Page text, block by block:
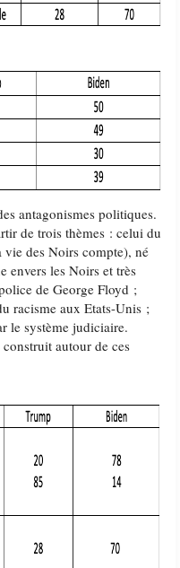
antagonismes politiques.
de trois thèmes : celui du
des Noirs compte), né
envers les Noirs et très
de George Floyd ;
racisme aux Etats-Unis ;
le système judiciaire.
autour de ces